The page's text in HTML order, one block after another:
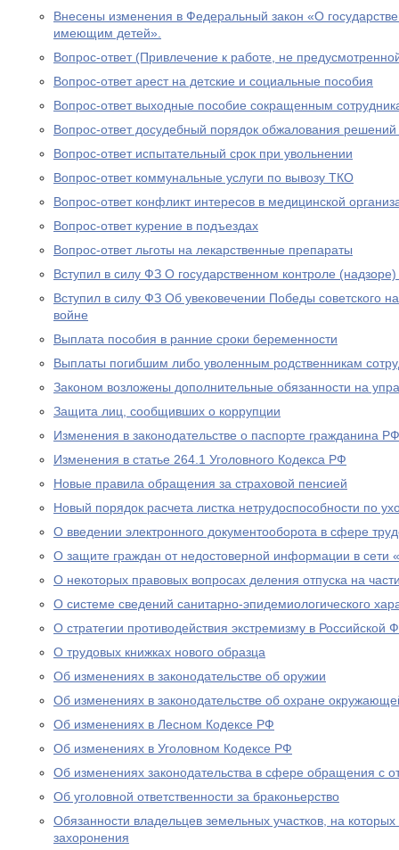
Внесены изменения в Федеральный закон «О
имеющим детей».
Вопрос-ответ (Привлечение к работе, не
Вопрос-ответ арест на детские и социальные пособия
Вопрос-ответ выходные пособие сокращенным
Вопрос-ответ досудебный порядок обжалования
Вопрос-ответ испытательный срок при увольнении
Вопрос-ответ коммунальные услуги по вывозу ТКО
Вопрос-ответ конфликт интересов в медицинской
Вопрос-ответ курение в подъездах
Вопрос-ответ льготы на лекарственные препараты
Вступил в силу ФЗ О государственном контроле
Вступил в силу ФЗ Об увековечении Победы советского
войне
Выплата пособия в ранние сроки беременности
Выплаты погибшим либо уволенным родственникам
Законом возложены дополнительные обязанности на
Защита лиц, сообщивших о коррупции
Изменения в законодательстве о паспорте гражданина РФ
Изменения в статье 264.1 Уголовного Кодекса РФ
Новые правила обращения за страховой пенсией
Новый порядок расчета листка нетрудоспособности по
О введении электронного документооборота в сфере
О защите граждан от недостоверной информации в сети
О некоторых правовых вопросах деления отпуска на
О системе сведений санитарно-эпидемиологического
О стратегии противодействия экстремизму в Российской
О трудовых книжках нового образца
Об изменениях в законодательстве об оружии
Об изменениях в законодательстве об охране
Об изменениях в Лесном Кодексе РФ
Об изменениях в Уголовном Кодексе РФ
Об изменениях законодательства в сфере обращения с
Об уголовной ответственности за браконьерство
Обязанности владельцев земельных участков, на
захоронения